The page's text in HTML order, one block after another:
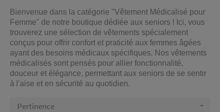
Bienvenue dans la catégorie "Vêtement Médicalisé pour
Femme" de notre boutique dédiée aux seniors ! Ici, vous
trouverez une sélection de vêtements spécialement
conçus pour offrir confort et praticité aux femmes âgées
ayant des besoins médicaux spécifiques. Nos vêtements
médicalisés sont pensés pour allier fonctionnalité,
douceur et élégance, permettant aux seniors de se sentir
à l'aise et en sécurité au quotidien.
Pertinence 